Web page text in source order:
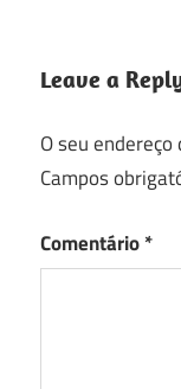
Leave a
O seu
Campos
Comentário*